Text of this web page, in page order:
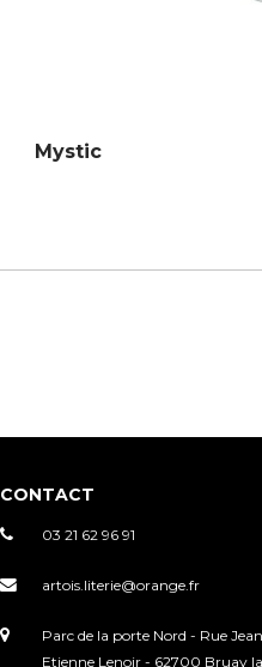
Mystic
CONTACT
03 21 62 96 91
artois.literie@orange.fr
Parc de la porte Nord - Rue
Etienne Lenoir - 62700 Bruay la